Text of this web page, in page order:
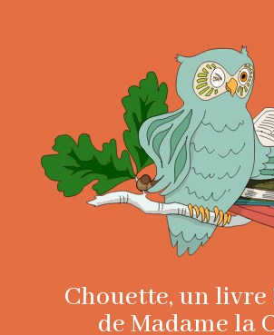
Chouette, un livre
de Madame la